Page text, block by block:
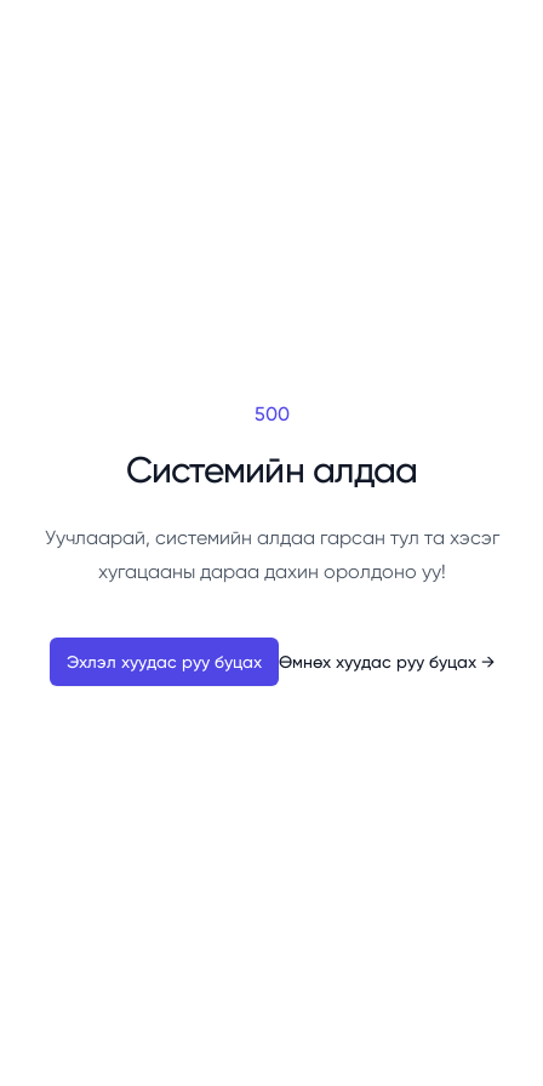
500
Системийн алдаа
Уучлаарай, системийн алдаа гарсан тул та хэсэг
хугацааны дараа дахин оролдоно уу!
Эхлэл хуудас руу буцах Өмнөх хуудас руу буцах →